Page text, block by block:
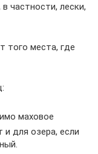
частности, лески,
того места, где
маховое
для озера, если